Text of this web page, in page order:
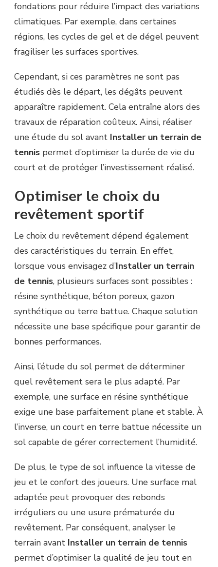
fondations pour réduire l’impact des variations
climatiques. Par exemple, dans certaines
régions, les cycles de gel et de dégel peuvent
fragiliser les surfaces sportives.
Cependant, si ces paramètres ne sont pas
étudiés dès le départ, les dégâts peuvent
apparaître rapidement. Cela entraîne alors des
travaux de réparation coûteux. Ainsi, réaliser
une étude du sol avant Installer un terrain de
tennis permet d’optimiser la durée de vie du
court et de protéger l’investissement réalisé.
Optimiser le choix du
revêtement sportif
Le choix du revêtement dépend également
des caractéristiques du terrain. En effet,
lorsque vous envisagez d’Installer un terrain
de tennis, plusieurs surfaces sont possibles :
résine synthétique, béton poreux, gazon
synthétique ou terre battue. Chaque solution
nécessite une base spécifique pour garantir de
bonnes performances.
Ainsi, l’étude du sol permet de déterminer
quel revêtement sera le plus adapté. Par
exemple, une surface en résine synthétique
exige une base parfaitement plane et stable. À
l’inverse, un court en terre battue nécessite un
sol capable de gérer correctement l’humidité.
De plus, le type de sol influence la vitesse de
jeu et le confort des joueurs. Une surface mal
adaptée peut provoquer des rebonds
irréguliers ou une usure prématurée du
revêtement. Par conséquent, analyser le
terrain avant Installer un terrain de tennis
permet d’optimiser la qualité de jeu tout en